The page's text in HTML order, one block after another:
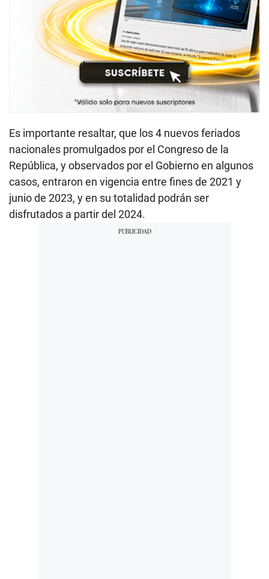
Es importante resaltar, que los 4 nuevos feriados
nacionales promulgados por el Congreso de la
República, y observados por el Gobierno en algunos
casos, entraron en vigencia entre fines de 2021 y
junio de 2023, y en su totalidad podrán ser
disfrutados a partir del 2024.